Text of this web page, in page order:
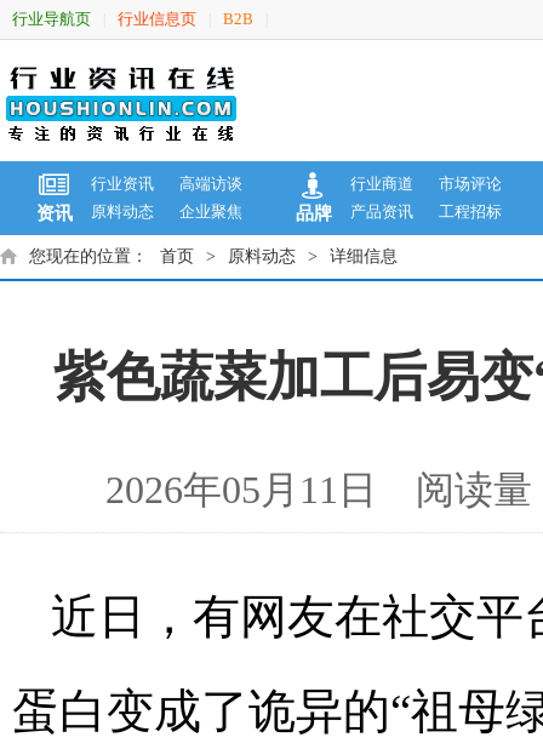
行业导航页 行业信息页 B2B
资讯
行业资讯
高端访谈
原料动态
企业聚焦 品牌
行业商道
市场评论
产品资讯
工程招标
您现在的位置： 首页 > 原料动态 > 详细信息
紫色蔬菜加工后易
2026年05月11日 阅读
近日，有网友在社交
蛋白变成了诡异的“祖母